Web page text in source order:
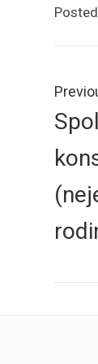
pro
post: